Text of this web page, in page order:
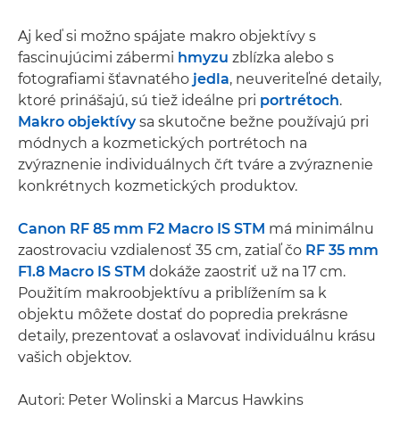
Aj keď si možno spájate makro objektívy s
fascinujúcimi zábermi hmyzu zblízka alebo s
fotografiami šťavnatého jedla, neuveriteľné detaily,
ktoré prinášajú, sú tiež ideálne pri portrétoch.
Makro objektívysa skutočne bežne používajú pri
módnych a kozmetických portrétoch na
zvýraznenie individuálnych čŕt tváre a zvýraznenie
konkrétnych kozmetických produktov.
Canon RF 85 mm F2 Macro IS STM má minimálnu
zaostrovaciu vzdialenosť 35 cm, zatiaľ čo RF 35 mm
F1.8 Macro IS STM dokáže zaostriť už na 17 cm.
Použitím makroobjektívu a priblížením sa k
objektu môžete dostať do popredia prekrásne
detaily, prezentovať a oslavovať individuálnu krásu
vašich objektov.
Autori: Peter Wolinski a Marcus Hawkins